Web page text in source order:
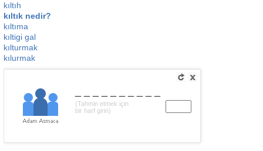
kıltıh
kıltık nedir?
kıltıma
kıltigi gal
kılturmak
kılurmak
(Tahmin etmek için
bir harf girin)